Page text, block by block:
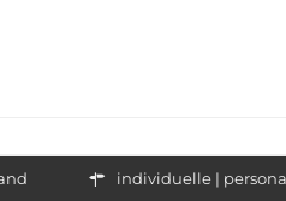
individuelle |